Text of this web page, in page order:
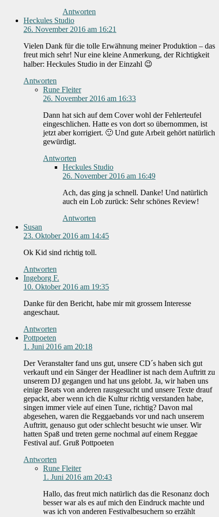
Antworten
Heckules Studio
26. November 2016 am 16:21
Vielen Dank für die tolle Erwähnung meiner Produktion – das
freut mich sehr! Nur eine kleine Anmerkung, der Richtigkeit
halber: Heckules Studio in der Einzahl 😉
Antworten
Rune Fleiter
26. November 2016 am 16:33
Dann hat sich auf dem Cover wohl der Fehlerteufel
eingeschlichen. Hatte es von dort so übernommen, ist
jetzt aber korrigiert. 🙂 Und gute Arbeit gehört natürlich
gewürdigt.
Antworten
Heckules Studio
26. November 2016 am 16:49
Ach, das ging ja schnell. Danke! Und natürlich
auch ein Lob zurück: Sehr schönes Review!
Antworten
Susan
23. Oktober 2016 am 14:45
Ok Kid sind richtig toll.
Antworten
Ingeborg F.
10. Oktober 2016 am 19:35
Danke für den Bericht, habe mir mit grossem Interesse
angeschaut.
Antworten
Pottpoeten
1. Juni 2016 am 20:18
Der Veranstalter fand uns gut, unsere CD´s haben sich gut
verkauft und ein Sänger der Headliner ist nach dem Auftritt zu
unserem DJ gegangen und hat uns gelobt. Ja, wir haben uns
einige Beats von anderen rausgesucht und unsere Texte drauf
gepackt, aber wenn ich die Kultur richtig verstanden habe,
singen immer viele auf einen Tune, richtig? Davon mal
abgesehen, waren die Reggaebands vor und nach unserem
Auftritt, genauso gut oder schlecht besucht wie unser. Wir
hatten Spaß und treten gerne nochmal auf einem Reggae
Festival auf. Gruß Pottpoeten
Antworten
Rune Fleiter
1. Juni 2016 am 20:43
Hallo, das freut mich natürlich das die Resonanz doch
besser war als es auf mich den Eindruck machte und
was ich von anderen Festivalbesuchern so erzählt